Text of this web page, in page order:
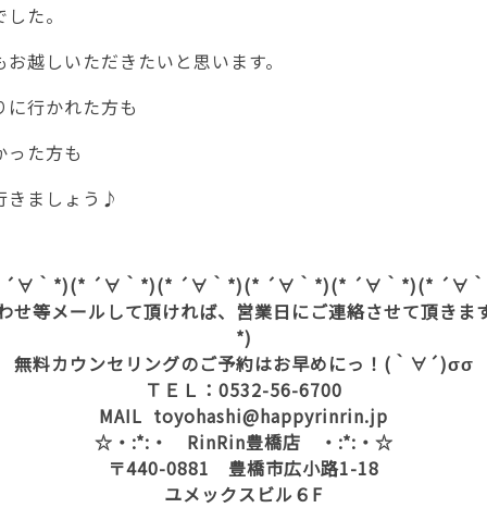
た。
越しいただきたいと思います。
に行かれた方も
った方も
きましょう♪
´∀｀*)(* ´∀｀*)(* ´∀｀*)(* ´∀｀*)(* ´∀｀*)(* ´∀
せ等メールして頂ければ、営業日にご連絡させて頂き
*)
無料カウンセリングのご予約はお早めにっ！(｀∀´)σσ
ＴＥＬ：0532-56-6700
MAIL toyohashi@happyrinrin.jp
☆・:*:・ RinRin豊橋店 ・:*:・☆
〒440-0881 豊橋市広小路1-18
ユメックスビル６F